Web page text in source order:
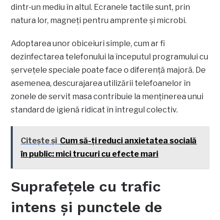
dintr-un mediu în altul. Ecranele tactile sunt, prin
natura lor, magneți pentru amprente și microbi.
Adoptarea unor obiceiuri simple, cum ar fi
dezinfectarea telefonului la începutul programului cu
șervețele speciale poate face o diferență majoră. De
asemenea, descurajarea utilizării telefoanelor în
zonele de servit masa contribuie la menținerea unui
standard de igienă ridicat în întregul colectiv.
Citește și Cum să-ți reduci anxietatea socială
în public: mici trucuri cu efecte mari
Suprafețele cu trafic
intens și punctele de